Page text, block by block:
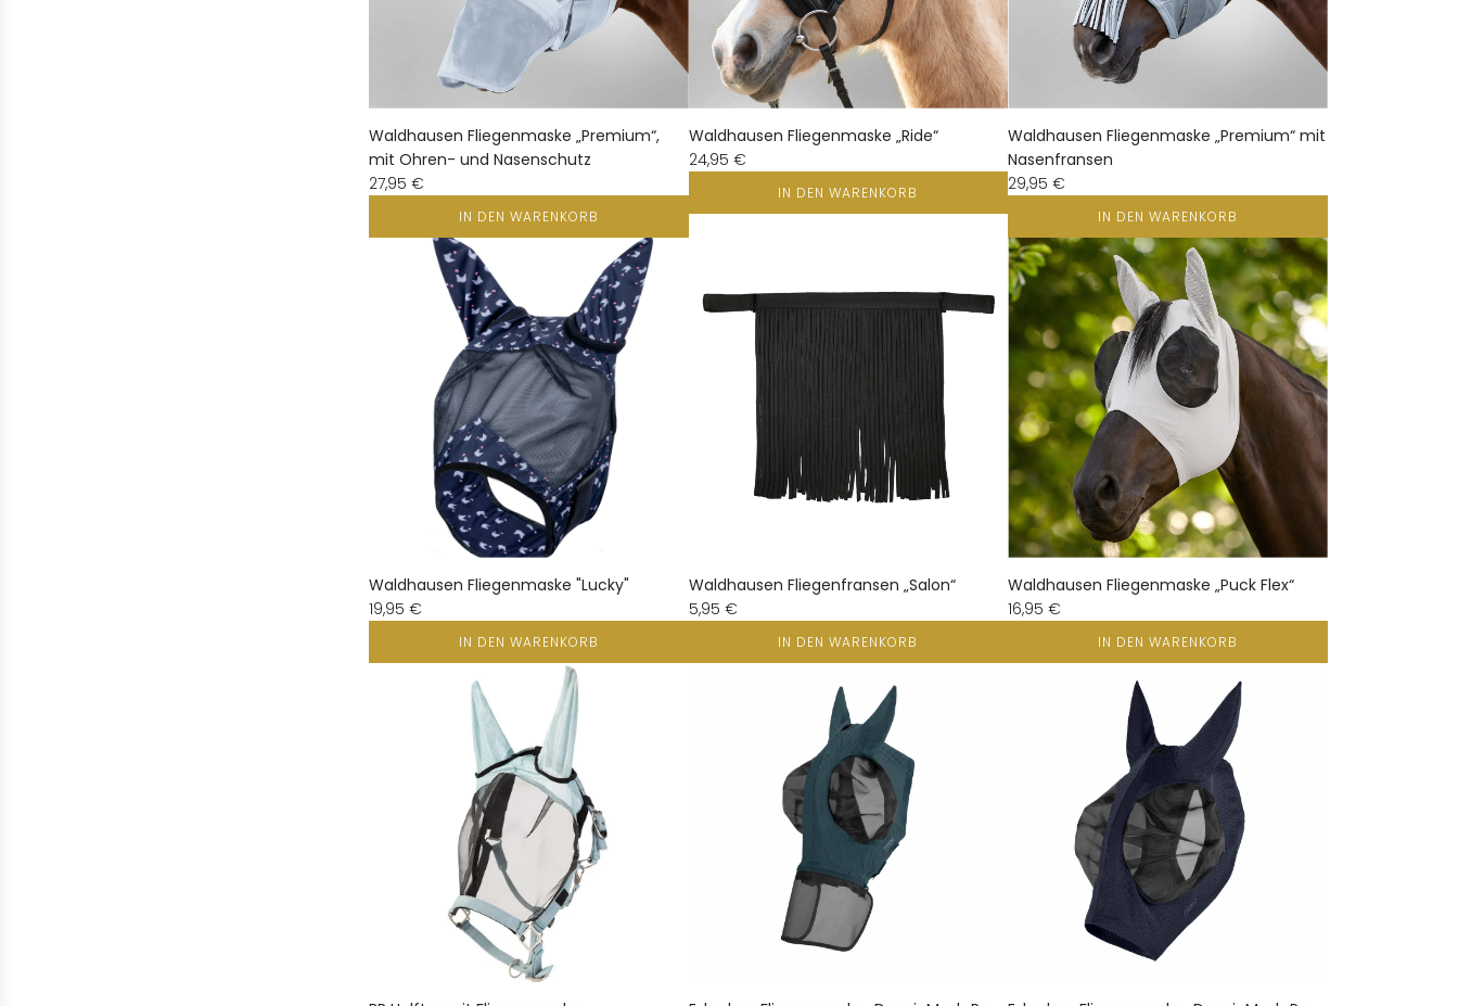
Waldhausen Fliegenmaske „Premium“,
mit Ohren- und Nasenschutz
27,95 €
IN DEN WARENKORB
Waldhausen Fliegenmaske „Ride“
24,95 €
IN DEN WARENKORB
Waldhausen Fliegenmaske „Premium“ mit
Nasenfransen
29,95 €
IN DEN WARENKORB
Waldhausen Fliegenmaske "Lucky"
19,95 €
IN DEN WARENKORB
Waldhausen Fliegenfransen „Salon“
5,95 €
IN DEN WARENKORB
Waldhausen Fliegenmaske „Puck Flex“
16,95 €
IN DEN WARENKORB